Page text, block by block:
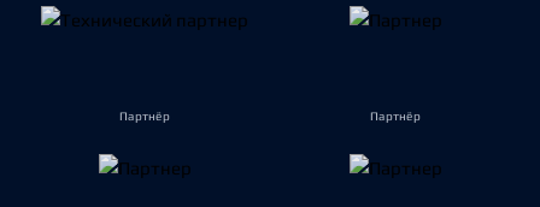
Партнёр Партнёр